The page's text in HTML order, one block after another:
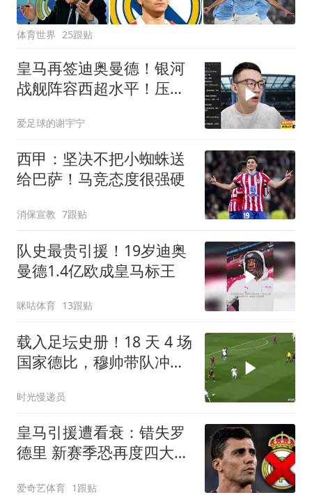
体育世界 25跟贴
皇马再签迪奥曼德！银河
战舰阵容西超水平！压不
爱足球的谢宇宁
西甲：坚决不把小蜘蛛送
给巴萨！马竞态度很强硬
消保宣教 7跟贴
队史最贵引援！19岁迪奥
曼德1.4亿欧成皇马标王
咪咕体育 13跟贴
载入足坛史册！18 天 4 场
国家德比，穆帅带队冲破
时光慢递员
皇马引援遭看衰：错失罗
德里 新赛季恐再度四大皆
爱奇艺体育 1跟贴